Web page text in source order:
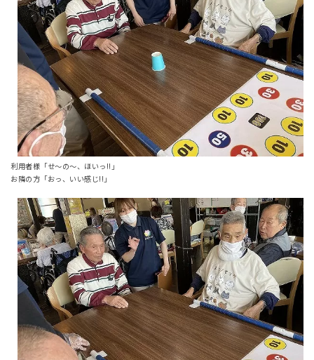
利用者様「せ～の～、ほいっ!!」
お隣の方「おっ、いい感じ!!」